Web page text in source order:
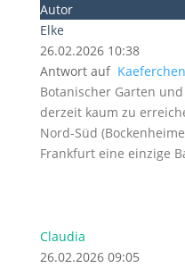
Autor
Elke
26.02.2026 10:38
Antwort auf Kaeferchen
Botanischer Garten
derzeit kaum zu
Nord-Süd
Frankfurt eine einzige
Claudia
26.02.2026 09:05